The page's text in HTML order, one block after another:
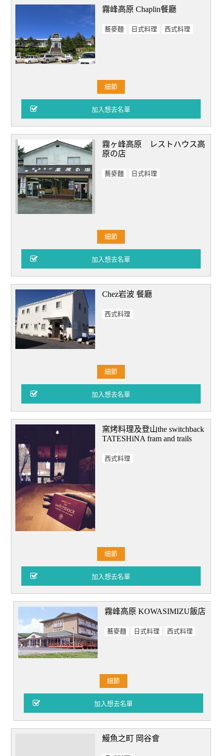
霧峰高原 Chaplin餐廳
蕎麥麵 日式料理 西式料理
細節
霧ヶ峰高原 レストハウス高
原の店
蕎麥麵 日式料理
細節
Chez岩波 餐廳
西式料理
細節
窯烤料理及登山the switchback
TATESHiNA fram and trails
西式料理
細節
霧峰高原 KOWASIMIZU飯店
蕎麥麵 日式料理 西式料理
細節
鰻魚之町 岡谷會